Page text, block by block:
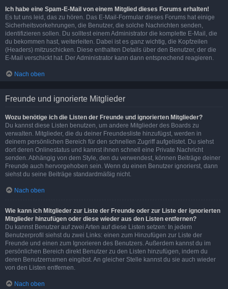
Ich habe eine Spam-E-Mail von einem Mitglied dieses Forums erhalten!
Es tut uns leid, das zu hören. Das E-Mail-Formular dieses Forums hat einige
Sicherheitsvorkehrungen, die Benutzer, die solche Nachrichten senden,
identifizieren sollen. Du solltest einem Administrator die komplette E-Mail, die
du bekommen hast, weiterleiten. Dabei ist es ganz wichtig, die Kopfzeilen
(Headers) mitzuschicken. Diese enthalten Details über den Benutzer, der die
E-Mail verschickt hat. Der Administrator kann dann entsprechend reagieren.
Nach oben
Freunde und ignorierte Mitglieder
Wozu benötige ich die Listen der Freunde und ignorierten Mitglieder?
Du kannst diese Listen benutzen, um andere Mitglieder des Boards zu
verwalten. Mitglieder, die du deiner Freundesliste hinzufügst, werden in
deinem persönlichen Bereich für den schnellen Zugriff aufgelistet. Du siehst
dort deren Onlinestatus und kannst ihnen schnell eine Private Nachricht
senden. Abhängig von dem Style, den du verwendest, können Beiträge deiner
Freunde auch hervorgehoben sein. Wenn du einen Benutzer ignorierst, dann
siehst du seine Beiträge standardmäßig nicht.
Nach oben
Wie kann ich Mitglieder zur Liste der Freunde oder zur Liste der ignorierten
Mitglieder hinzufügen oder diese wieder aus den Listen entfernen?
Du kannst Benutzer auf zwei Arten auf diese Listen setzen: In jedem
Benutzerprofil siehst du zwei Links: einen zum Hinzufügen zur Liste der
Freunde und einen zum Ignorieren des Benutzers. Außerdem kannst du im
persönlichen Bereich direkt Benutzer zu den Listen hinzufügen, indem du
deren Benutzernamen eingibst. An gleicher Stelle kannst du sie auch wieder
von den Listen entfernen.
Nach oben